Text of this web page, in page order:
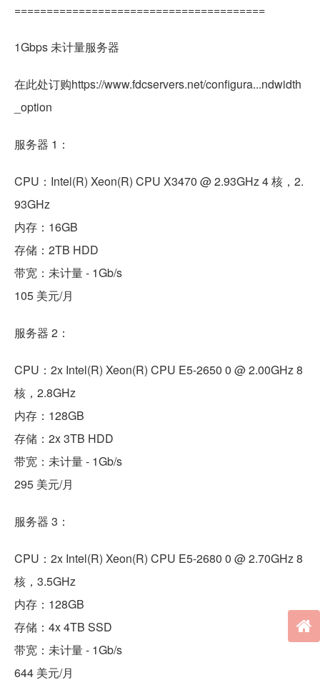
=======================================
1Gbps 未计量服务器
在此处订购https://www.fdcservers.net/configura...ndwidth
_option
服务器 1：
CPU：Intel(R) Xeon(R) CPU X3470 @ 2.93GHz 4 核，2.
93GHz
内存：16GB
存储：2TB HDD
带宽：未计量 - 1Gb/s
105 美元/月
服务器 2：
CPU：2x Intel(R) Xeon(R) CPU E5-2650 0 @ 2.00GHz 8
核，2.8GHz
内存：128GB
存储：2x 3TB HDD
带宽：未计量 - 1Gb/s
295 美元/月
服务器 3：
CPU：2x Intel(R) Xeon(R) CPU E5-2680 0 @ 2.70GHz 8
核，3.5GHz
内存：128GB
存储：4x 4TB SSD
带宽：未计量 - 1Gb/s
644 美元/月